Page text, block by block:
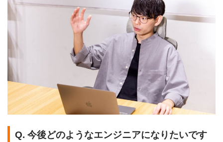
Q. 今後どのようなエンジニアになりたいです